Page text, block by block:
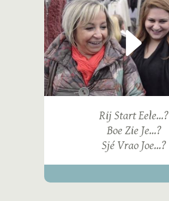
Rij Start Eele...?
Boe Zie Je...?
Sjé Vrao Joe...?